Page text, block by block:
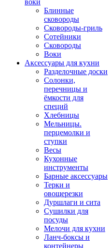
воки
Блинные
сковороды
Сковороды-гриль
Сотейники
Сковороды
Воки
Аксессуары для кухни
Разделочные доски
Солонки,
перечницы и
ёмкости для
специй
Хлебницы
Мельницы.
перцемолки и
ступки
Весы
Кухонные
инструменты
Барные аксессуары
Терки и
овощерезки
Дуршлаги и сита
Сушилки для
посуды
Мелочи для кухни
Ланч-боксы и
контейнеры